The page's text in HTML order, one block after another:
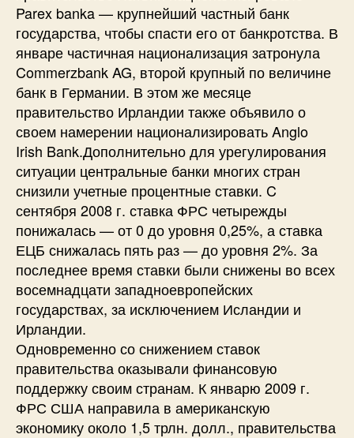
Parex banka — крупнейший частный банк
государства, чтобы спасти его от банкротства. В
январе частичная национализация затронула
Commerzbank AG, второй крупный по величине
банк в Германии. В этом же месяце
правительство Ирландии также объявило о
своем намерении национализировать Anglo
Irish Bank.Дополнительно для урегулирования
ситуации центральные банки многих стран
снизили учетные процентные ставки. C
сентября 2008 г. ставка ФРС четырежды
понижалась — от 0 до уровня 0,25%, а ставка
ЕЦБ снижалась пять раз — до уровня 2%. За
последнее время ставки были снижены во всех
восемнадцати западноевропейских
государствах, за исключением Исландии и
Ирландии.
Одновременно со снижением ставок
правительства оказывали финансовую
поддержку своим странам. К январю 2009 г.
ФРС США направила в американскую
экономику около 1,5 трлн. долл., правительства